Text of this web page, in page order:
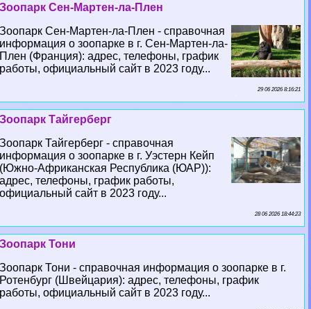
Зоопарк Сен-Мартен-ла-Плен
Зоопарк Сен-Мартен-ла-Плен - справочная
информация о зоопарке в г. Сен-Мартен-ла-
Плен (Франция): адрес, телефоны, график
работы, официальный сайт в 2023 году...
29 06 2026 8:16:21
Зоопарк Тайгерберг
Зоопарк Тайгерберг - справочная
информация о зоопарке в г. Уэстерн Кейп
(Южно-Африканская Республика (ЮАР)):
адрес, телефоны, график работы,
официальный сайт в 2023 году...
28 06 2026 18:44:23
Зоопарк Тони
Зоопарк Тони - справочная информация о зоопарке в г.
Ротенбург (Швейцария): адрес, телефоны, график
работы, официальный сайт в 2023 году...